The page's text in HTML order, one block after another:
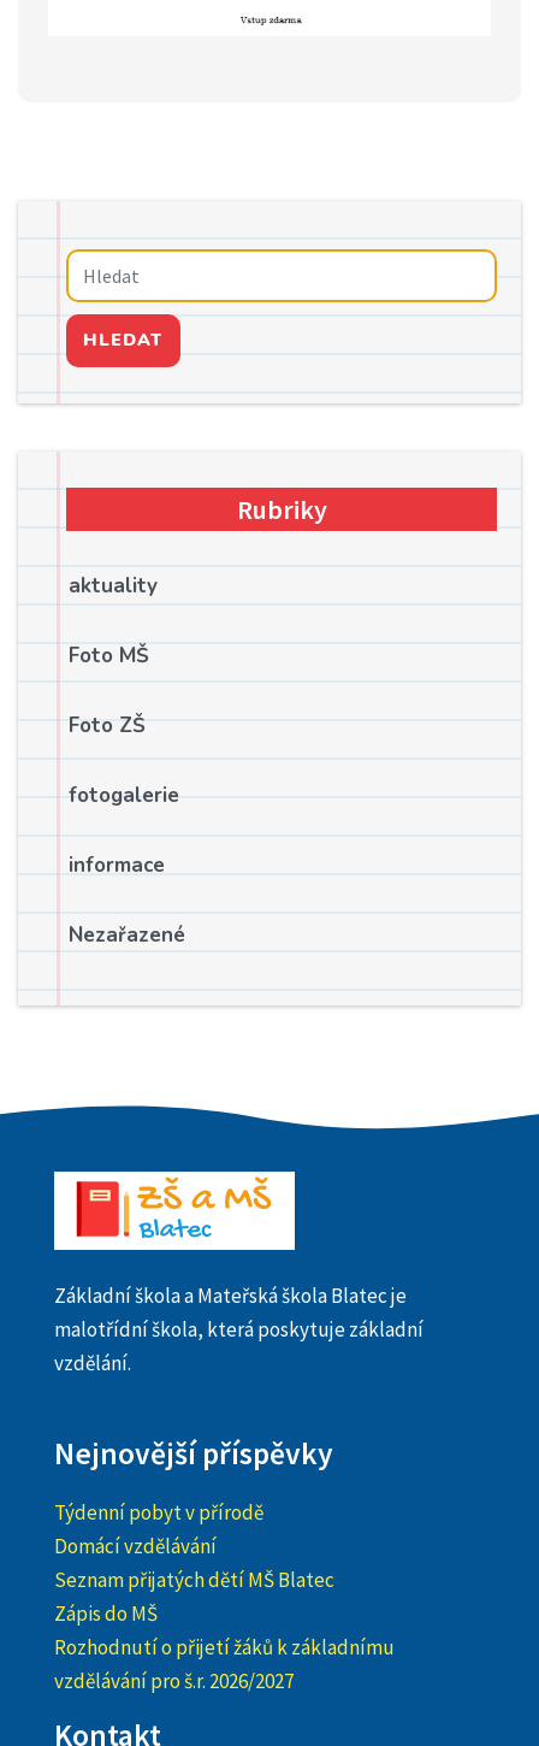
HLEDAT
Rubriky
aktuality
Foto MŠ
Foto ZŠ
fotogalerie
informace
Nezařazené
Základní škola a Mateřská škola Blatec je
malotřídní škola, která poskytuje základní
vzdělání.
Nejnovější příspěvky
Týdenní pobyt v přírodě
Domácí vzdělávání
Seznam přijatých dětí MŠ Blatec
Zápis do MŠ
Rozhodnutí o přijetí žáků k základnímu
vzdělávání pro š.r. 2026/2027
Kontakt